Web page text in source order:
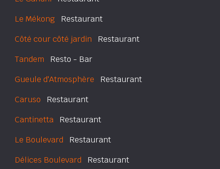
Le Mékong Restaurant
Côté cour côté jardin Restaurant
Tandem Resto - Bar
Gueule d'Atmosphère Restaurant
Caruso Restaurant
Cantinetta Restaurant
Le Boulevard Restaurant
Délices Boulevard Restaurant